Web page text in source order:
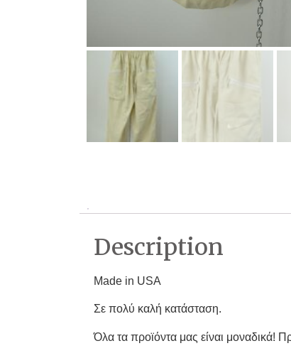
Description
Made in USA
Σε πολύ καλή κατάσταση.
Όλα τα προϊόντα μας είναι μοναδικά!